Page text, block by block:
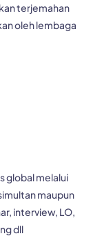
terjemahan
oleh lembaga
global melalui
maupun
interview, LO,
dll